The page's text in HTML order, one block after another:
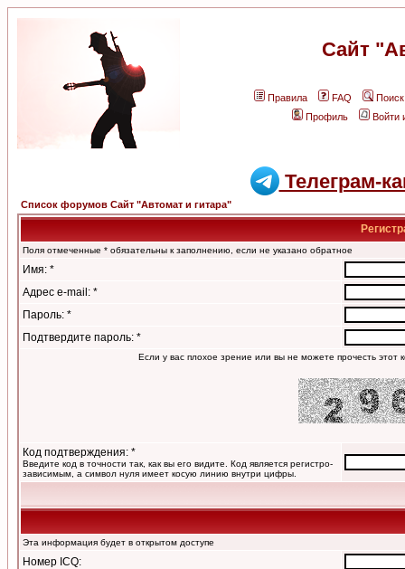
Сайт
Правила FAQ
Поиск
Профиль
Войти
Телеграм-
Список форумов Сайт "Автомат и гитара"
Поля отмеченные * обязательны к заполнению, если не указано обратное
Имя: *
Адрес e-mail: *
Пароль: *
Подтвердите пароль: *
Если у вас плохое зрение или вы не можете прочесть этот
Код подтверждения: *
Введите код в точности так, как вы его видите. Код является регистро-
зависимым, а символ нуля имеет косую линию внутри цифры.
Эта информация будет в открытом доступе
Номер ICQ: